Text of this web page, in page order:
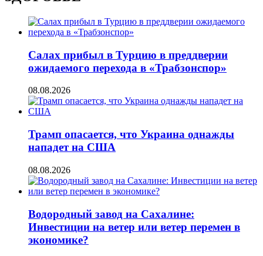
Салах прибыл в Турцию в преддверии
ожидаемого перехода в «Трабзонспор»
08.08.2026
Трамп опасается, что Украина однажды
нападет на США
08.08.2026
Водородный завод на Сахалине:
Инвестиции на ветер или ветер перемен в
экономике?